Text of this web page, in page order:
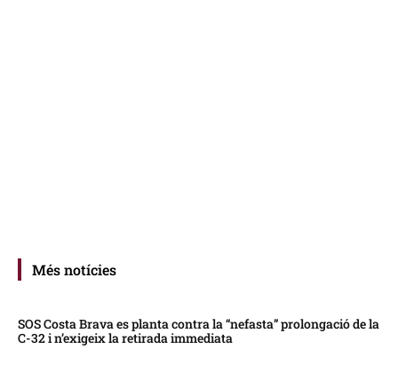
Més notícies
SOS Costa Brava es planta contra la “nefasta” prolongació de la
C-32 i n’exigeix la retirada immediata